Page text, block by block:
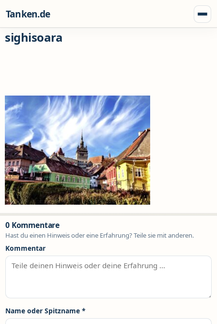
Tanken.de
sighisoara
0 Kommentare
Hast du einen Hinweis oder eine Erfahrung? Teile sie mit anderen.
Kommentar
Name oder Spitzname *